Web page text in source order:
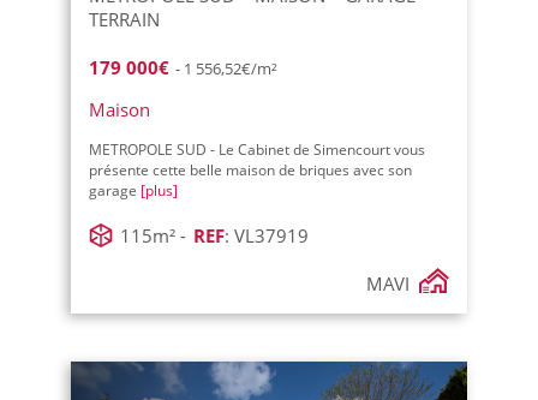
TERRAIN
179 000€ - 1 556,52€/m²
Maison
METROPOLE SUD - Le Cabinet de Simencourt vous
présente cette belle maison de briques avec son
garage [plus]
115m² - REF: VL37919
MAVI